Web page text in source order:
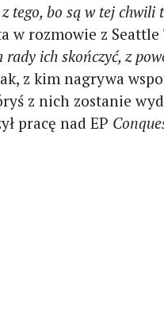
z tego, bo są w tej
w rozmowie z Seattle
rady ich skończyć, z
z kim nagrywa
z nich zostanie
pracę nad EP